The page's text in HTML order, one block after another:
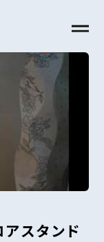
スタンド